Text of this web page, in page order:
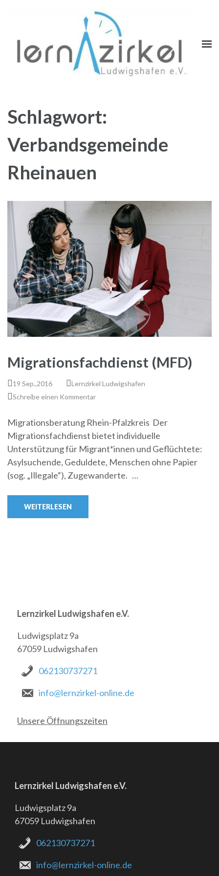
drücken)
Schlagwort:
Verbandsgemeinde
Rheinauen
Migrationsfachdienst (MFD)
19 Sep.,2016
Lernzirkel Ludwigshafen
Schreibe einen Kommentar
Migrationsberatung Rhein-Pfalzkreis Der
Migrationsfachdienst bietet individuelle
Unterstützung für Migrant*innen und Geflüchtete:
Asylsuchende, Geduldete, Menschen ohne Papier
(sog. „Illegale“), Zugewanderte. …
WEITERLESEN
Lernzirkel Ludwigshafen e.V.
Ludwigsplatz 9a
67059 Ludwigshafen
062130737271
info@lernzirkel-online.de
Unsere Öffnungszeiten
Lernzirkel Ludwigshafen e.V.
Ludwigsplatz 9a
67059 Ludwigshafen
062130737271
info@lernzirkel-online.de